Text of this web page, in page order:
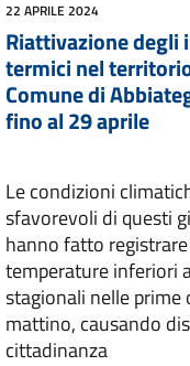
22 APRILE 2024
Riattivazione degli
termici nel
Comune di
fino al 29 aprile
Le condizioni
sfavorevoli di questi
hanno fatto registrare
temperature inferiori
stagionali nelle prime
mattino, causando
cittadinanza